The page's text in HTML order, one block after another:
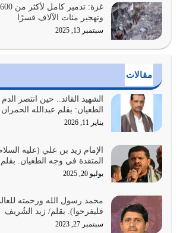
يوليو 26, 2026
أراد الله لهذه الأمة ان تكون خير امة
الدين الذي شرعه الله لا يجوز أن يخضع
واجتهاداتنا لأننا سنختلف ونتفرق
يوليو 24, 2026
أمة عاجزة عن النهوض…
يوليو 23, 2026
بحبل الله جميعاً وليس كل…
يوليو 22, 2026
وتهجير مئات الآلاف قسرًا
سبتمبر 13, 2025
مقالات
الشهيد القائد.. حين انتصر
الطغيان: بقلم عبدالله الحمران
يناير 11, 2026
الإمام زيد بن علي (عليه
المتقدة في وجه الطغيان.
يوليو 20, 2025
محمد رسول الله ورحمته
فليفرحوا). بقلم/ زيد الشُريف
سبتمبر 27, 2023